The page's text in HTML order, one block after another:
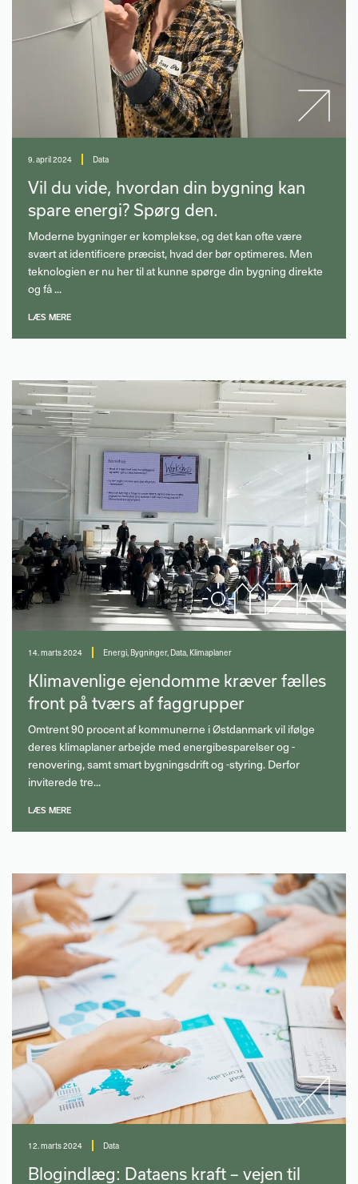
9. april 2024 Data
Vil du vide, hvordan din bygning kan
spare energi? Spørg den.
Moderne bygninger er komplekse, og det kan ofte være
svært at identificere præcist, hvad der bør optimeres. Men
teknologien er nu her til at kunne spørge din bygning direkte
og få ...
LÆS MERE
14. marts 2024 Energi Bygninger, Data Klimaplaner
Klimavenlige ejendomme kræver fælles
front på tværs af faggrupper
Omtrent 90 procent af kommunerne i Østdanmark vil ifølge
deres klimaplaner arbejde med energibesparelser og -
renovering, samt smart bygningsdrift og -styring. Derfor
inviterede tre...
LÆS MERE
12. marts 2024 Data
Blogindlæg: Dataens kraft – vejen til